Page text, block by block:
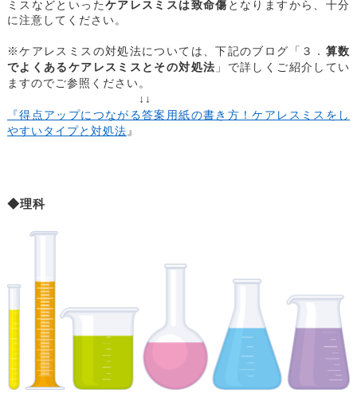
ミスなどといった ケアレスミスは致命傷 となりますから、十分
に注意してください。
※ケアレスミスの対処法については、下記のブログ「３． 算数
でよくあるケアレスミスとその対処法 」で詳しくご紹介してい
ますのでご参照ください。
↓↓
『得点アップにつながる答案用紙の書き方！ケアレスミスをし
やすいタイプと対処法 』
◆理科